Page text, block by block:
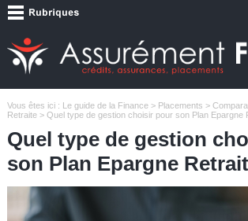
Vous êtes ici : Le guide de la Finance> Placements >
Retraite> Quel type de gestion choisir pour son Plan Epargne
Quel type de gestion
son Plan Epargne